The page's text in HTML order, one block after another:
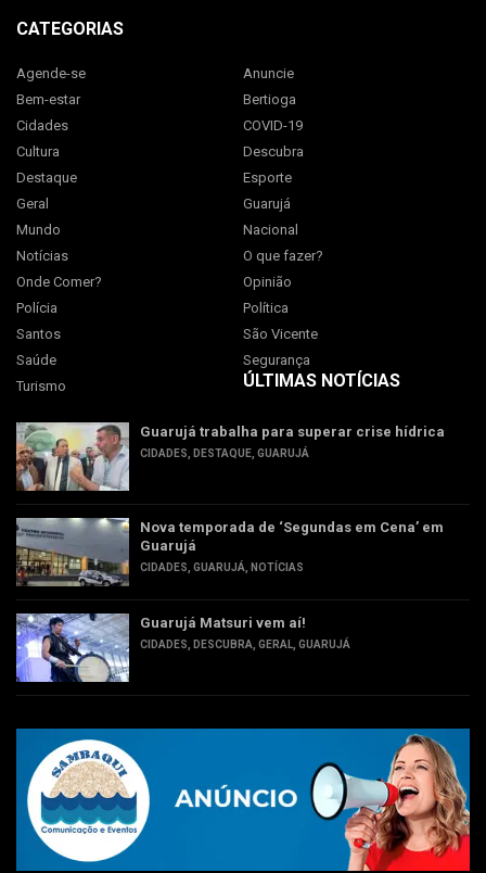
CATEGORIAS
Agende-se
Anuncie
Bem-estar
Bertioga
Cidades
COVID-19
Cultura
Descubra
Destaque
Esporte
Geral
Guarujá
Mundo
Nacional
Notícias
O que fazer?
Onde Comer?
Opinião
Polícia
Política
Santos
São Vicente
Saúde
Segurança
Turismo
ÚLTIMAS NOTÍCIAS
Guarujá trabalha para superar crise hídrica
CIDADES DESTAQUE GUARUJÁ
Nova temporada de ‘Segundas em Cena’ em
Guarujá
CIDADES GUARUJÁ NOTÍCIAS
Guarujá Matsuri vem aí!
CIDADES DESCUBRA GERAL GUARUJÁ